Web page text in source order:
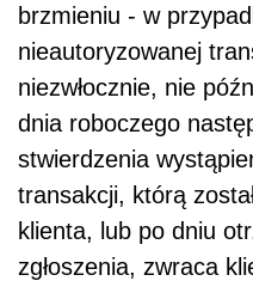
brzmieniu - w
nieautoryzowanej
niezwłocznie, nie
dnia roboczego
stwierdzenia
transakcji, którą
klienta, lub po dniu
zgłoszenia, zwraca